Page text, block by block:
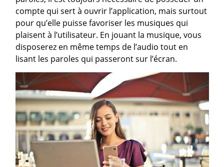
compte qui sert à ouvrir l’application, mais surtout
pour qu’elle puisse favoriser les musiques qui
plaisent à l’utilisateur. En jouant la musique, vous
disposerez en même temps de l’audio tout en
lisant les paroles qui passeront sur l’écran.